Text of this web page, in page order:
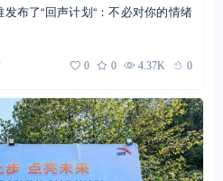
布了“回声计划“：不必对你的情绪
0 0 4.37K 0